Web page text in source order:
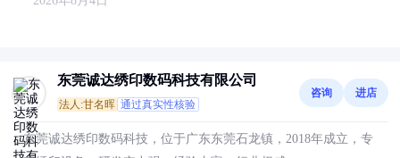
东莞诚达绣印数码科技有限公司
法人:甘名晖 通过真实性核验
咨询 进店
东莞诚达绣印数码科技，位于广东东莞石龙镇，2018年成立，专